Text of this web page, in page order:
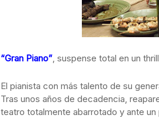
“Gran Piano”, suspense total en un
El pianista con más talento de su
Tras unos años de decadencia,
teatro totalmente abarrotado y ante